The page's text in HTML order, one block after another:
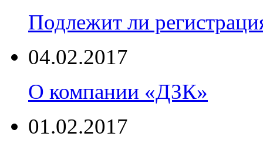
Подлежит ли
04.02.2017
О компании «ДЗК»
01.02.2017